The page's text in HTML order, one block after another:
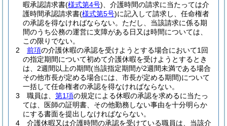
暇承認請求書(様式第4号) 、介護時間の請求に当たっては介
護時間承認請求書(様式第5号)に記入して請求し、任命権者
の承認を得なければならない。 ただし、当該請求に係る期
間のうち公務の運営に支障がある日又は時間については、
この限りでない。
2
前項の介護休暇の承認を受けようとする場合において1回
の指定期間について初めて介護休暇を受けようとするとき
は、2週間以上の期間(当該指定期間が2週間未満である場合
その他市長が定める場合には、市長が定める期間)について
一括して任命権者の承認を得なければならない。
3
職員は、 第1項の規定による休暇の承認を求めるに当たっ
ては、医師の証明書、その他勤務しない事由を十分明らか
にする書面を提出しなければならない。
4
介護休暇又は介護時間の承認を受けている職員は、当該介